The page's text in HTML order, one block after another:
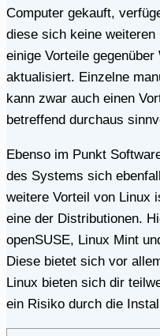
Computer gekauft,
diese sich keine
einige Vorteile
aktualisiert. Einzelne
kann zwar auch einen
betreffend durchaus
Ebenso im Punkt Software bietet das Linux Betriebssystem dir als Anwender eine breite Palette, die bereits von Haus aus mitgeliefert wird und mit der Installation
des Systems sich
weitere Vorteil von Linux
eine der Distributionen.
openSUSE, Linux Mint
Diese bietet sich vor
Linux bieten sich dir
ein Risiko durch die